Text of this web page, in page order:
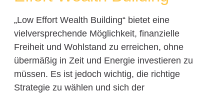
„Low Effort Wealth Building“ bietet eine
vielversprechende Möglichkeit, finanzielle
Freiheit und Wohlstand zu erreichen, ohne
übermäßig in Zeit und Energie investieren zu
müssen. Es ist jedoch wichtig, die richtige
Strategie zu wählen und sich der